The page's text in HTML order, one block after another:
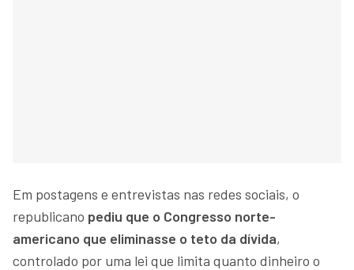
Em postagens e entrevistas nas redes sociais, o
republicano pediu que o Congresso norte-
americano que eliminasse o teto da dívida,
controlado por uma lei que limita quanto dinheiro o